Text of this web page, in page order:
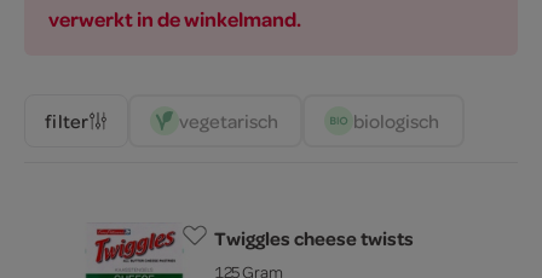
verwerkt in de winkelmand.
vegetarisch biologisch
filter
Twiggles cheese twists
125 Gram